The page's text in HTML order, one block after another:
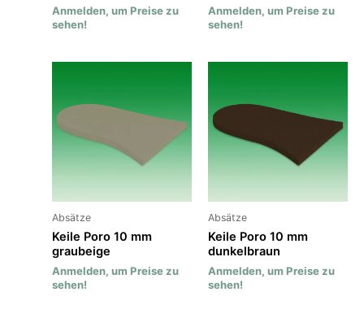
Anmelden, um Preise zu
sehen!
Anmelden, um Preise zu
sehen!
Absätze
Keile Poro 10 mm
graubeige
Anmelden, um Preise zu
sehen!
Absätze
Keile Poro 10 mm
dunkelbraun
Anmelden, um Preise zu
sehen!